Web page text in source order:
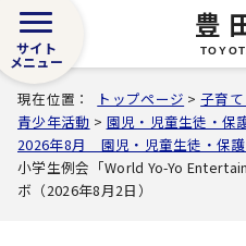
豊
サイト
メニュー
現在位置： トップページ >子育
青少年活動 > 園児・児童生徒・保
2026年8月 園児・児童生徒・保
小学生例会「World Yo-Yo
ボ（2026年8月2日）